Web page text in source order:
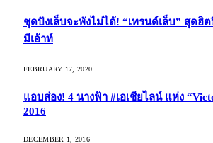
ชุดปังเล็บจะพังไม่ได้! “เทรนด์เล็บ” สุดฮิ
มีเอ้าท์
FEBRUARY 17, 2020
แอบส่อง! 4 นางฟ้า #เอเชียไลน์ แห่ง
2016
DECEMBER 1, 2016